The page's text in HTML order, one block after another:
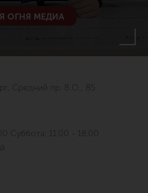
ОГНЯ МЕДИА
Средний пр. В.О., 85
Суббота: 11:00 - 18:00